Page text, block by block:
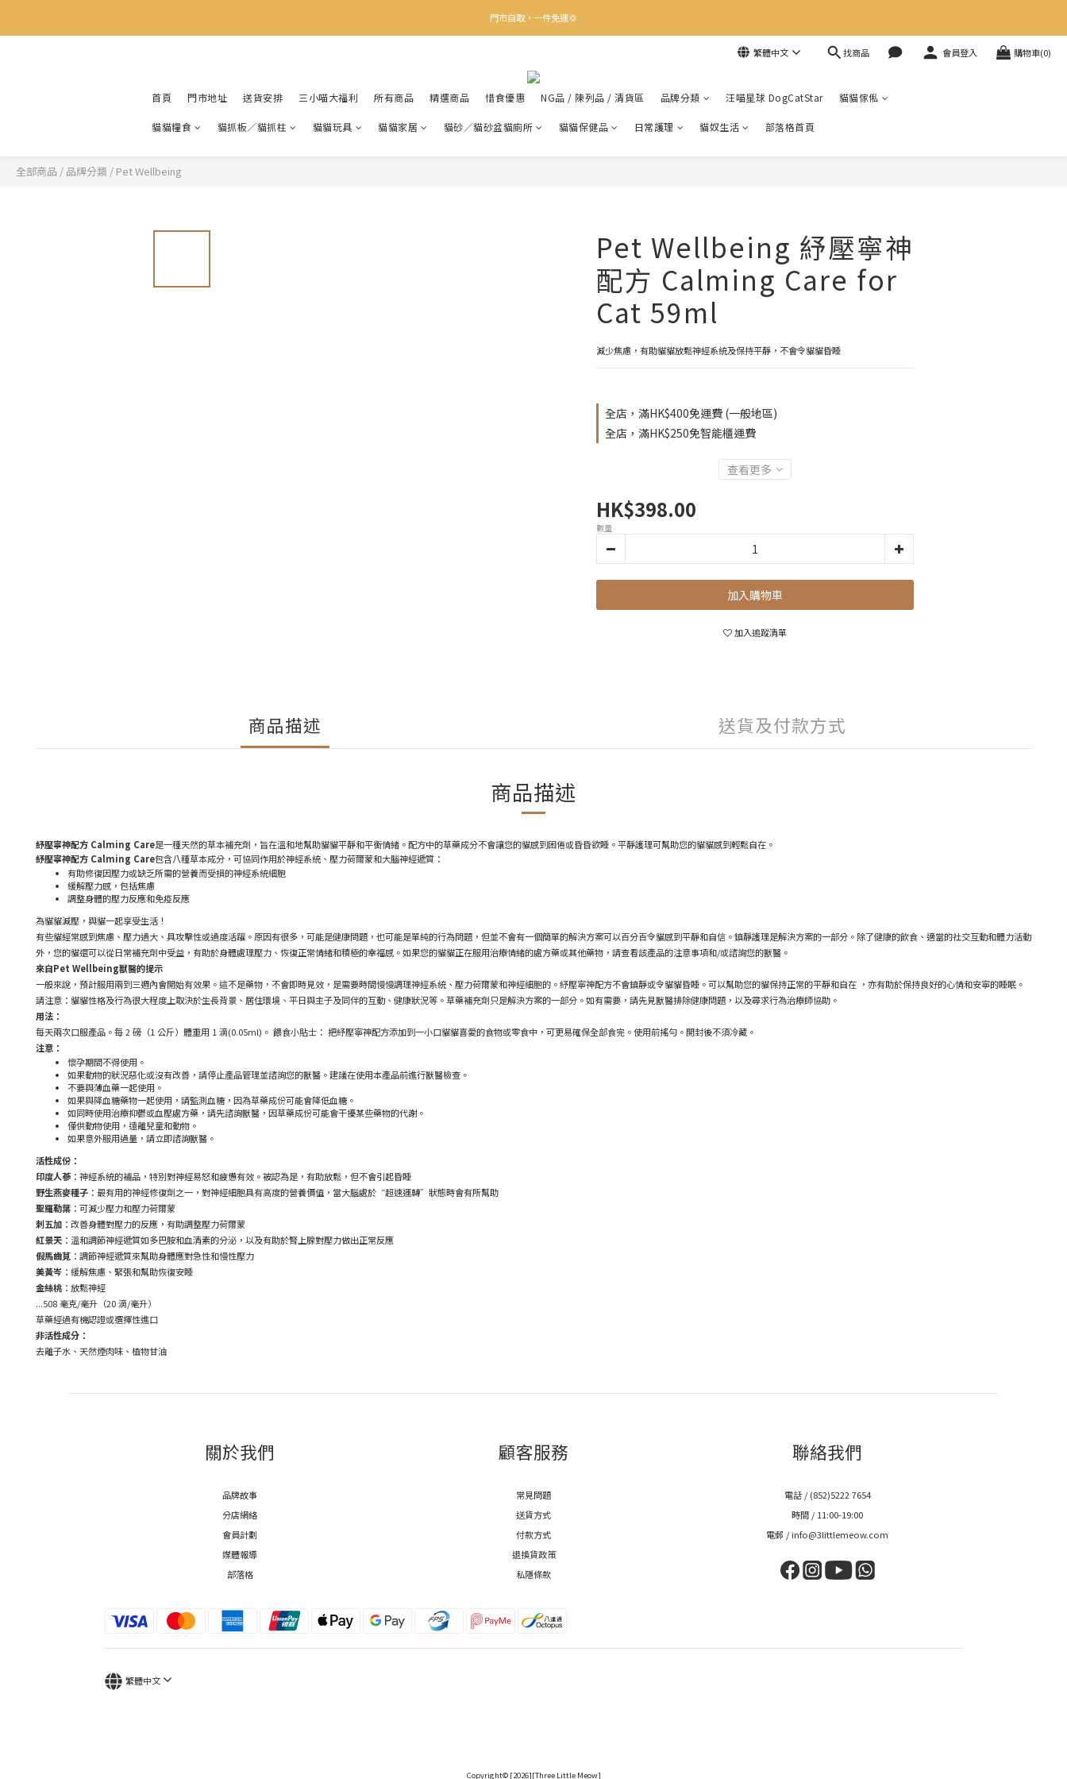
✨下載Three Little Meow App 即享多重禮遇！
門市自取，一件免運💢
繁體中文 找商品 會員登入 購物車(0)
首頁 門市地址 送貨安排 三小喵大福利 所有商品 精選商品 惜食優惠 NG品 / 陳列品 / 清貨區 品牌分類 汪喵星球 DogCatStar 貓貓傢俬
貓貓糧食 貓抓板／貓抓柱 貓貓玩具 貓貓家居 貓砂／貓砂盆貓廁所 貓貓保健品 日常護理 貓奴生活 部落格首頁
全部商品 / 品牌分類 / Pet Wellbeing
Pet Wellbeing 紓壓寧神
配方 Calming Care for
Cat 59ml
減少焦慮，有助貓貓放鬆神經系統及保持平靜，不會令貓貓昏睡
全店，滿HK$400免運費 (一般地區)
全店，滿HK$250免智能櫃運費
查看更多
HK$398.00
數量
加入購物車
加入追蹤清單
商品描述 送貨及付款方式
商品描述
紓壓寧神配方 Calming Care是一種天然的草本補充劑，旨在溫和地幫助貓貓平靜和平衡情緒。配方中的草藥成分不會讓您的貓感到困倦或昏昏欲睡。平靜護理可幫助您的貓貓感到輕鬆自在。
紓壓寧神配方 Calming Care包含八種草本成分，可協同作用於神經系統、壓力荷爾蒙和大腦神經遞質：
有助修復因壓力或缺乏所需的營養而受損的神經系統細胞
緩解壓力感，包括焦慮
調整身體的壓力反應和免疫反應
為貓貓減壓，與貓一起享受生活！
有些貓經常感到焦慮、壓力過大、具攻擊性或過度活躍。原因有很多，可能是健康問題，也可能是單純的行為問題，但並不會有一個簡單的解決方案可以百分百令貓感到平靜和自信。鎮靜護理是解決方案的一部分。除了健康的飲食、適當的社交互動和體力活動
外，您的貓還可以從日常補充劑中受益，有助於身體處理壓力、恢復正常情緒和積極的幸福感。如果您的貓貓正在服用治療情緒的處方藥或其他藥物，請查看該產品的注意事項和/或諮詢您的獸醫。
來自Pet Wellbeing獸醫的提示
一般來說，預計服用兩到三週內會開始有效果。這不是藥物，不會即時見效，是需要時間慢慢調理神經系統、壓力荷爾蒙和神經細胞的。紓壓寧神配方不會鎮靜或令貓貓昏睡。可以幫助您的貓保持正常的平靜和自在 ，亦有助於保持良好的心情和安寧的睡眠。
請注意：貓貓性格及行為很大程度上取決於生長背景、居住環境、平日與主子及同伴的互動、健康狀況等。草藥補充劑只是解決方案的一部分。如有需要，請先見獸醫排除健康問題，以及尋求行為治療師協助。
用法：
每天兩次口服產品。每 2 磅（1 公斤）體重用 1 滴(0.05ml)。 餵食小貼士： 把紓壓寧神配方添加到一小口貓貓喜愛的食物或零食中，可更易確保全部食完。使用前搖勻。開封後不須冷藏。
注意：
懷孕期間不得使用。
如果動物的狀況惡化或沒有改善，請停止產品管理並諮詢您的獸醫。建議在使用本產品前進行獸醫檢查。
不要與薄血藥一起使用。
如果與降血糖藥物一起使用，請監測血糖，因為草藥成份可能會降低血糖。
如同時使用治療抑鬱或血壓處方藥，請先諮詢獸醫，因草藥成份可能會干擾某些藥物的代謝。
僅供動物使用，遠離兒童和動物。
如果意外服用過量，請立即諮詢獸醫。
活性成份：
印度人蔘：神經系統的補品，特別對神經易怒和疲憊有效。被認為是，有助放鬆，但不會引起昏睡
野生燕麥種子 ：最有用的神經修復劑之一，對神經細胞具有高度的營養價值，當大腦處於“超速運轉”狀態時會有所幫助
聖羅勒葉 ：可減少壓力和壓力荷爾蒙
刺五加 ：改善身體對壓力的反應，有助調整壓力荷爾蒙
紅景天 ：溫和調節神經遞質如多巴胺和血清素的分泌，以及有助於腎上腺對壓力做出正常反應
假馬齒莧 ：調節神經遞質來幫助身體應對急性和慢性壓力
美黃岑 ：緩解焦慮、緊張和幫助恢復安睡
金絲桃 ：放鬆神經
...508 毫克/毫升（20 滴/毫升）
草藥經過有機認證或選擇性進口
非活性成分：
去離子水、天然煙肉味、植物甘油
關於我們
品牌故事
分店網絡
會員計劃
媒體報導
部落格
顧客服務
常見問題
送貨方式
付款方式
退換貨政策
私隱條款
聯絡我們
電話 / (852)5222 7654
時間 / 11:00-19:00
電郵 / info@3littlemeow.com
繁體中文
Copyright© [2026][Three Little Meow]